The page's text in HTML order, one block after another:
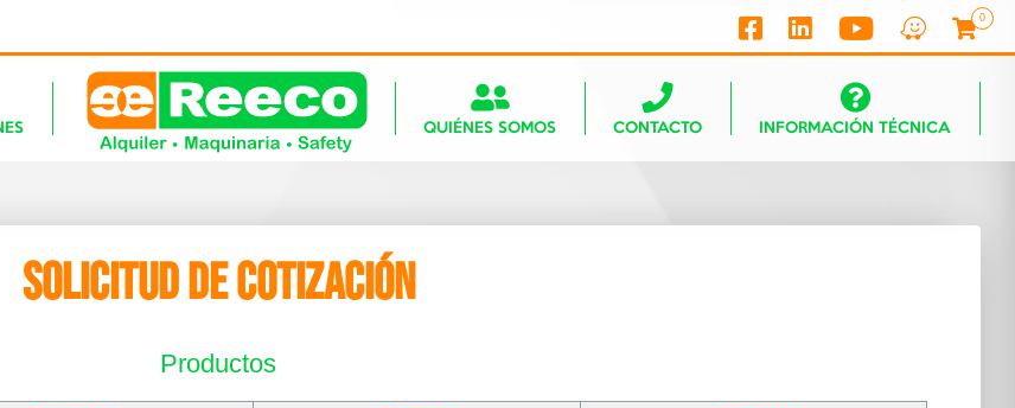
0
QUIÉNES SOMOS CONTACTO INFORMACIÓN TÉCNICA
SOLICITUD DE COTIZACIÓN
Productos